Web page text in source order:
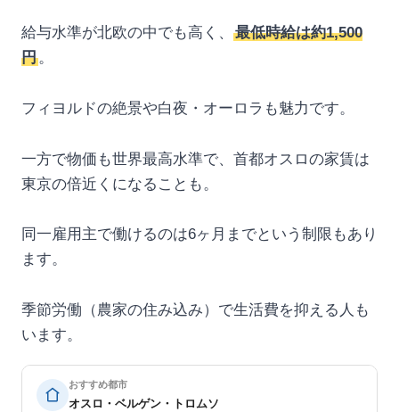
給与水準が北欧の中でも高く、
最低時給は約1,500
円。
フィヨルドの絶景や白夜・オーロラも魅力です。
一方で物価も世界最高水準で、首都オスロの家賃は
東京の倍近くになることも。
同一雇用主で働けるのは6ヶ月までという制限もあり
ます。
季節労働（農家の住み込み）で生活費を抑える人も
います。
おすすめ都市
オスロ・ベルゲン・トロムソ